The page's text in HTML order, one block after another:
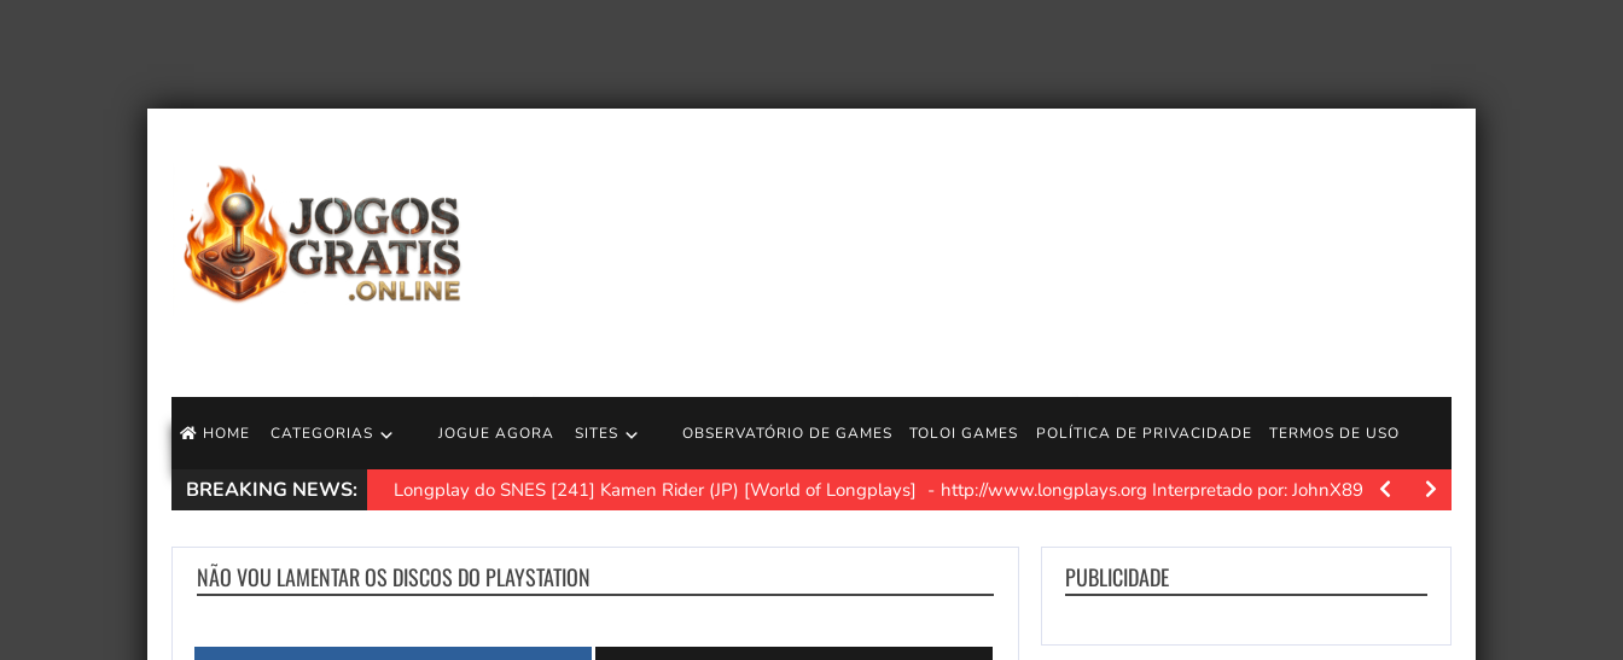
HOME CATEGORIAS JOGUE AGORA SITES OBSERVATÓRIO DE GAMES TOLOI GAMES POLÍTICA DE PRIVACIDADE TERMOS DE USO
BREAKING NEWS: Longplay do SNES [241] Kamen Rider (JP) [World of Longplays] http://www.longplays.org Interpretado por: JohnX895 De MobyGames: 'Kamen
NÃO VOU LAMENTAR OS DISCOS DO PLAYSTATION PUBLICIDADE